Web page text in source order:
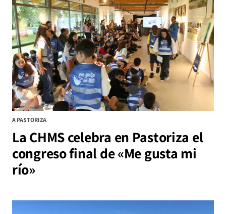
A PASTORIZA
La CHMS celebra en Pastoriza el
congreso final de «Me gusta mi
río»